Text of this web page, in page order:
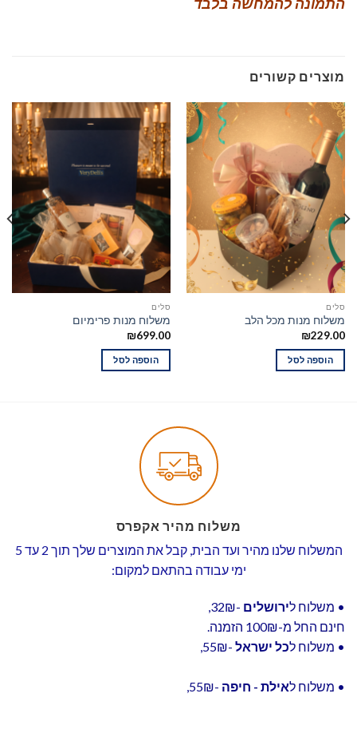
מוצרים קשורים
סלים
משלוח מנות מכל הלב
₪229.00
הוספה לסל
סלים
משלוח מנות פרימיום
₪699.00
הוספה לסל
משלוח מהיר אקפרס
המשלוח שלנו מהיר ועד הבית, קבל את המוצרים שלך תוך 2 עד 5
ימי עבודה בהתאם למקום:
• משלוח לירושלים -32₪,
חינם החל מ-100₪ הזמנה.
• משלוח לכל ישראל -55₪,
• משלוח לאילת - חיפה -55₪,